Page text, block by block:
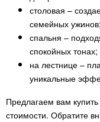
столовая –
семейных ужинов;
спальня –
спокойных тонах;
на лестнице –
уникальные
Предлагаем вам
стоимости. Обратите